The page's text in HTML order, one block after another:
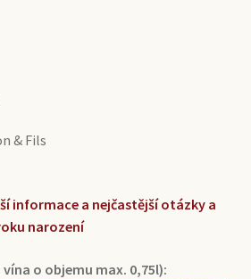
& Fils
informace a nejčastější otázky a
narození
o objemu max. 0,75l):